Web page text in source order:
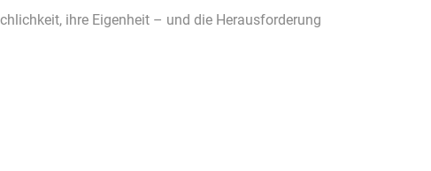
ihre Eigenheit – und die Herausforderung